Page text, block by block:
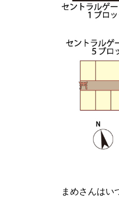
まめさんはい